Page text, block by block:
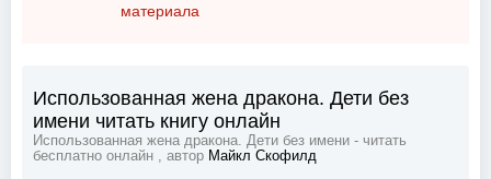
материала
Использованная жена дракона. Дети без
имени читать книгу онлайн
Использованная жена дракона. Дети без имени - читать
бесплатно онлайн , автор Майкл Скофилд